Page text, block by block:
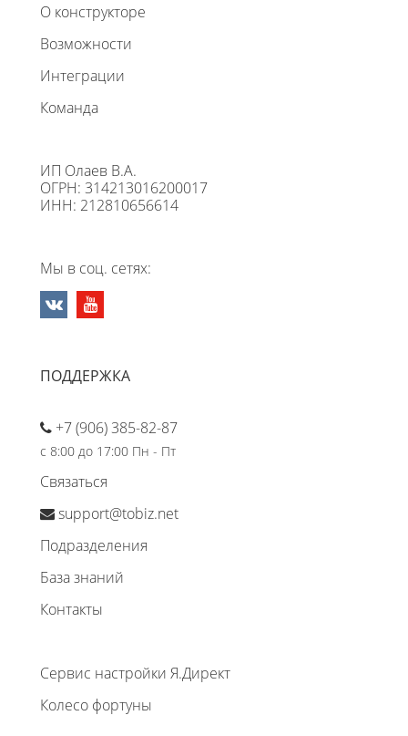
О конструкторе
Возможности
Интеграции
Команда
ИП Олаев В.А.
ОГРН: 314213016200017
ИНН: 212810656614
Мы в соц. сетях:
ПОДДЕРЖКА
+7 (906) 385-82-87
с 8:00 до 17:00 Пн - Пт
Связаться
support@tobiz.net
Подразделения
База знаний
Контакты
Сервис настройки Я.Директ
Колесо фортуны